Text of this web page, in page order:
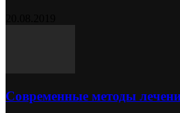
Современные методы